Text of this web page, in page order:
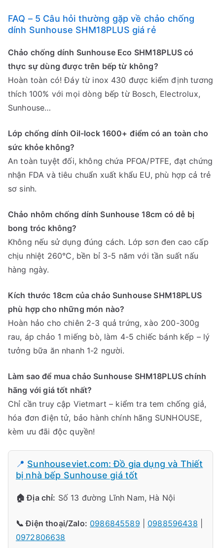
FAQ – 5 Câu hỏi thường gặp về chảo chống
dính Sunhouse SHM18PLUS giá rẻ
Chảo chống dính Sunhouse Eco SHM18PLUS có
thực sự dùng được trên bếp từ không?
Hoàn toàn có! Đáy từ inox 430 được kiểm định tương
thích 100% với mọi dòng bếp từ Bosch, Electrolux,
Sunhouse…
Lớp chống dính Oil-lock 1600+ điểm có an toàn cho
sức khỏe không?
An toàn tuyệt đối, không chứa PFOA/PTFE, đạt chứng
nhận FDA và tiêu chuẩn xuất khẩu EU, phù hợp cả trẻ
sơ sinh.
Chảo nhôm chống dính Sunhouse 18cm có dễ bị
bong tróc không?
Không nếu sử dụng đúng cách. Lớp sơn đen cao cấp
chịu nhiệt 260°C, bền bỉ 3-5 năm với tần suất nấu
hàng ngày.
Kích thước 18cm của chảo Sunhouse SHM18PLUS
phù hợp cho những món nào?
Hoàn hảo cho chiên 2-3 quả trứng, xào 200-300g
rau, áp chảo 1 miếng bò, làm 4-5 chiếc bánh kếp – lý
tưởng bữa ăn nhanh 1-2 người.
Làm sao để mua chảo Sunhouse SHM18PLUS chính
hãng với giá tốt nhất?
Chỉ cần truy cập Vietmart – kiểm tra tem chống giả,
hóa đơn điện tử, bảo hành chính hãng SUNHOUSE,
kèm ưu đãi độc quyền!
📍 Sunhouseviet.com: Đồ gia dụng và Thiết
bị nhà bếp Sunhouse giá tốt
🏠 Địa chỉ: Số 13 đường Lĩnh Nam, Hà Nội
📞 Điện thoại/Zalo: 0986845589 0988596438
0972806638